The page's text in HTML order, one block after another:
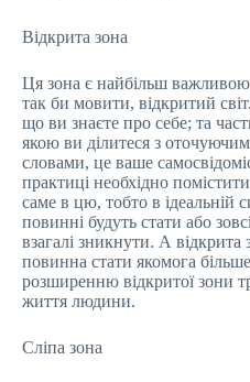
Відкрита зона
Ця зона є найбільш
так би мовити, відкритий
що ви знаєте про себе; та
якою ви ділитеся з
словами, це ваше
практиці необхідно
саме в цю, тобто в ідеальній
повинні будуть стати або
взагалі зникнути. А відкрита
повинна стати якомога
розширенню відкритої зони
життя людини.
Сліпа зона